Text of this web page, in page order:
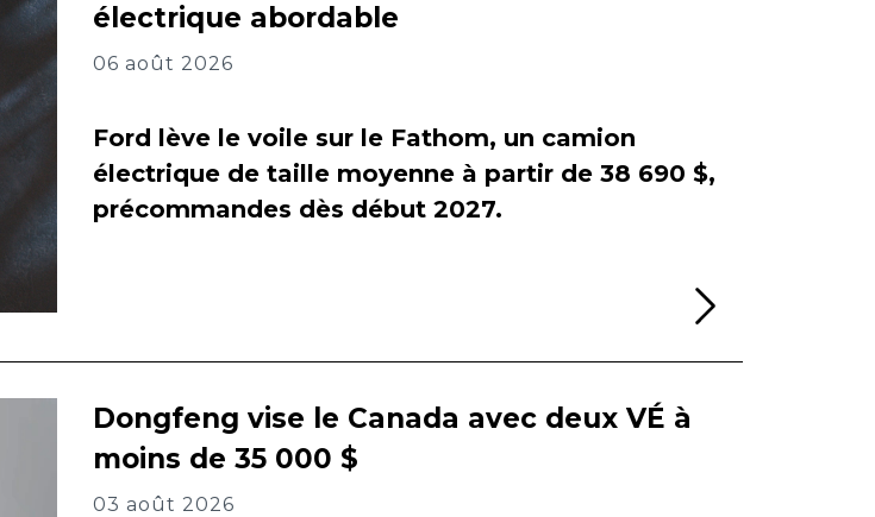
électrique abordable
06 août 2026
Ford lève le voile sur le Fathom, un camion
électrique de taille moyenne à partir de 38 690 $,
précommandes dès début 2027.
Dongfeng vise le Canada avec deux VÉ à
moins de 35 000 $
03 août 2026